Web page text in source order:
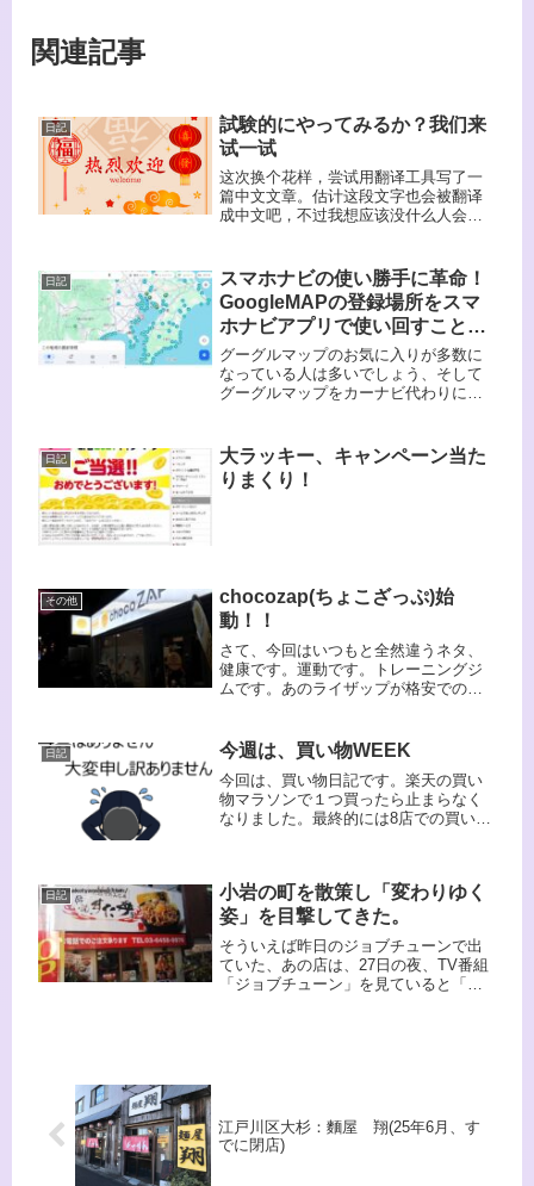
関連記事
日記
試験的にやってみるか？我们来
试一试
这次换个花样，尝试用翻译工具写了一
篇中文文章。估计这段文字也会被翻译
成中文吧，不过我想应该没什么人会去
は全然理解できませんが、ここまでヤ
レるということで。
日記
スマホナビの使い勝手に革命！
GoogleMAPの登録場所をスマ
ホナビアプリで使い回すことが
できる。「ナビアプリ
GoogleMAP連携」
グーグルマップのお気に入りが多数に
なっている人は多いでしょう、そして
グーグルマップをカーナビ代わりに使
勝手が悪いんですよ。そんな時、他の
カーナビアプリでグーグルマップのお
気に入りが使えたら。。。
日記
大ラッキー、キャンペーン当た
りまくり！
その他
chocozap(ちょこざっぷ)始
動！！
さて、今回はいつもと全然違うネタ、
健康です。運動です。トレーニングジ
ムです。あのライザップが格安でのト
て感じなのでしょうね。ここのシステ
ムが意外な位、自分の好み、スタイル
に合致しています。まぁ申し込んじゃ
ったし、少しやってみますか。。。
日記 今週は、買い物WEEK
今回は、買い物日記です。楽天の買い
物マラソンで１つ買ったら止まらなく
なりました。最終的には8店での買い物
います。まぁそういうこともあるでし
ょう。
日記
小岩の町を散策し「変わりゆく
姿」を目撃してきた。
そういえば昨日のジョブチューンで出
ていた、あの店は、27日の夜、TV番組
「ジョブチューン」を見ていると「オ
江戸川区大杉：麵屋 翔(25年6月、す
でに閉店)